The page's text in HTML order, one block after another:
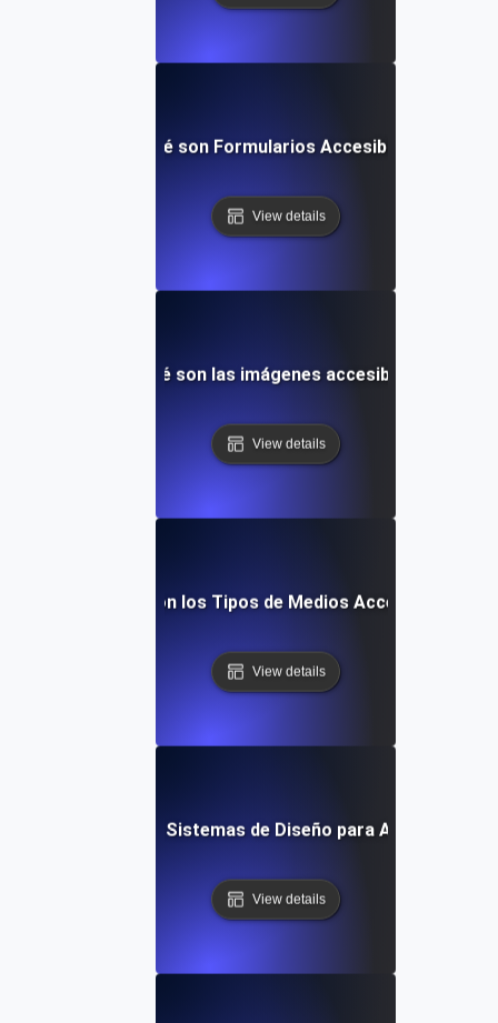
¿Qué son Formularios Accesibles?
View details
¿Qué son las imágenes accesibles?
View details
¿Qué son los Tipos de Medios Accesibles?
View details
¿Qué son los Sistemas de Diseño para Accesibilidad?
View details